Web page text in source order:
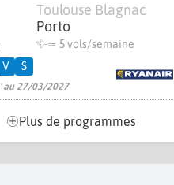
Toulouse Blagnac
Porto
≃ 5 vols/semaine
au 27/03/2027
V S
Plus de programmes